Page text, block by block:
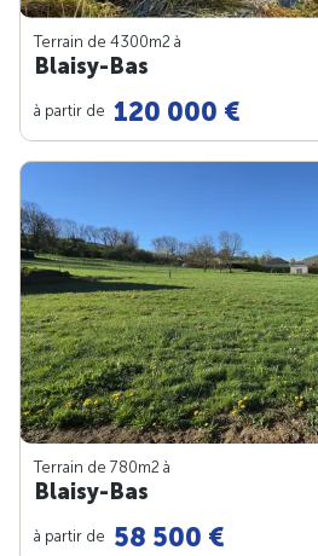
Terrain de 4300m2 à
Blaisy-Bas
à partir de 120 000 €
Terrain de 780m2 à
Blaisy-Bas
à partir de 58 500 €